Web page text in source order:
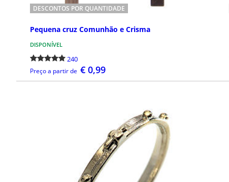
DESCONTOS POR QUANTIDADE
Pequena cruz Comunhão e Crisma
DISPONÍVEL
240
Preço a partir de € 0,99